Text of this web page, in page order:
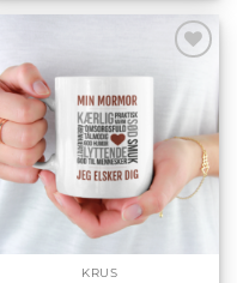
Tilføj til
ønskeliste
KRUS